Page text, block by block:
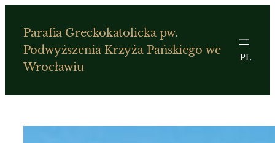
treści
Parafia Greckokatolicka pw.
Podwyższenia Krzyża Pańskiego we
Wrocławiu
PL